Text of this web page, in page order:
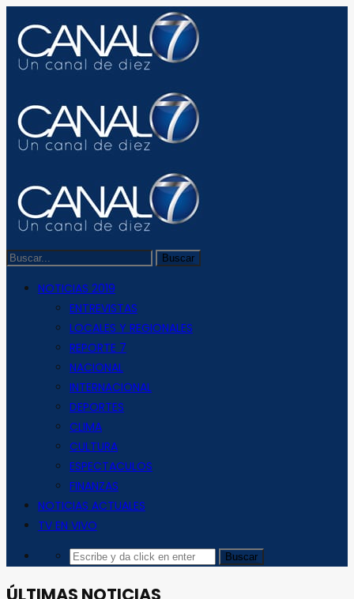
NOTICIAS 2019
ENTREVISTAS
LOCALES Y REGIONALES
REPORTE 7
NACIONAL
INTERNACIONAL
DEPORTES
CLIMA
CULTURA
ESPECTACULOS
FINANZAS
NOTICIAS ACTUALES
TV EN VIVO